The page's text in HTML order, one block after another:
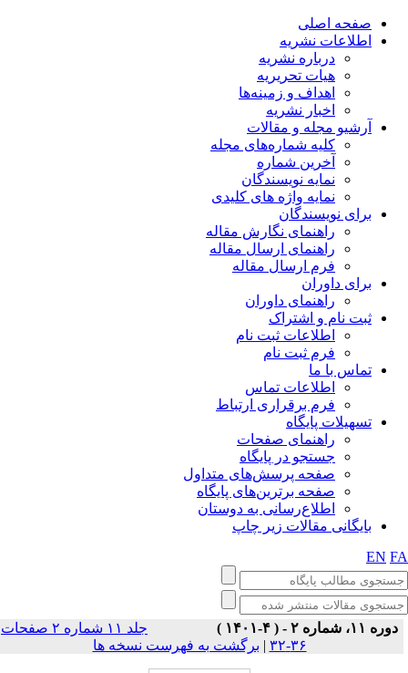
صفحه اصلی
اطلاعات نشریه
درباره نشریه
هیات تحریریه
اهداف و زمینه‌ها
اخبار نشریه
آرشیو مجله و مقالات
کلیه شماره‌های مجله
آخرین شماره
نمایه نویسندگان
نمایه واژه های کلیدی
برای نویسندگان
راهنمای نگارش مقاله
راهنمای ارسال مقاله
فرم ارسال مقاله
برای داوران
راهنمای داوران
ثبت نام و اشتراک
اطلاعات ثبت نام
فرم ثبت نام
تماس با ما
اطلاعات تماس
فرم برقراری ارتباط
تسهیلات پایگاه
راهنمای صفحات
جستجو در پایگاه
صفحه پرسش‌های متداول
صفحه برترین‌های پایگاه
اطلاع‌رسانی به دوستان
بایگانی مقالات زیر چاپ
EN
دوره ۱۱، شماره ۲ - ( ۴-۱۴۰۱ )
جلد ۱۱ شماره ۲ صفحات
۳۶-۳۲
| برگشت به فهرست نسخه ها